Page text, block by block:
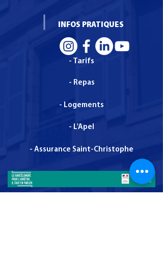
INFOS PRATIQUES
- Tarifs
- Repas
- Logements
- L'Apel
- Assurance Saint-Christophe